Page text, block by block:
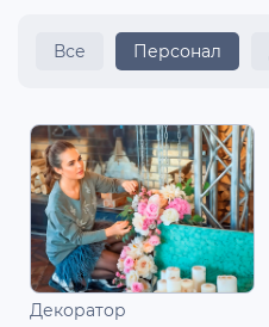
Все Персонал
Декоратор